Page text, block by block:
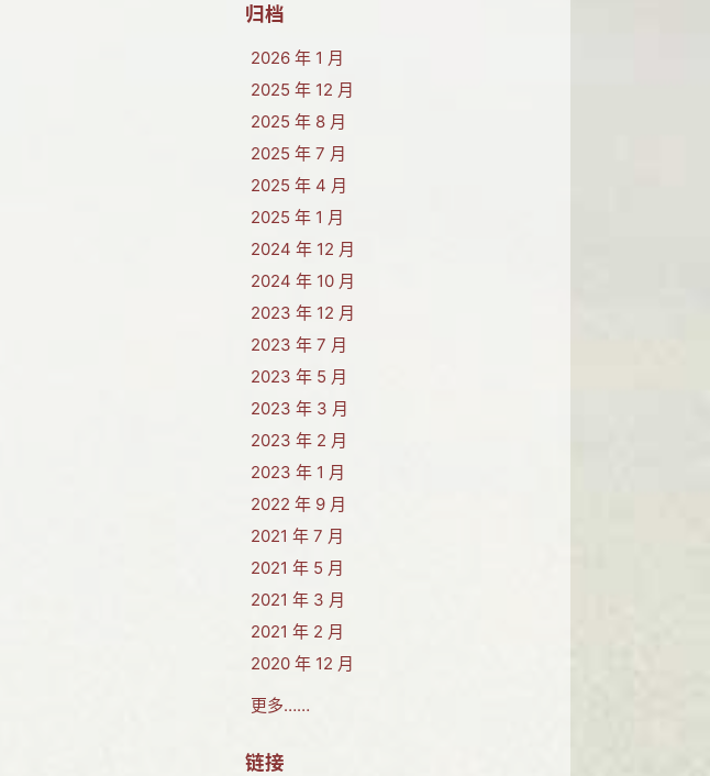
归档
2026 年 1 月
2025 年 12 月
2025 年 8 月
2025 年 7 月
2025 年 4 月
2025 年 1 月
2024 年 12 月
2024 年 10 月
2023 年 12 月
2023 年 7 月
2023 年 5 月
2023 年 3 月
2023 年 2 月
2023 年 1 月
2022 年 9 月
2021 年 7 月
2021 年 5 月
2021 年 3 月
2021 年 2 月
2020 年 12 月
更多……
链接